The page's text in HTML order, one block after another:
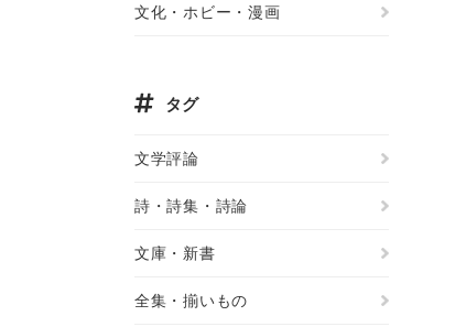
文化・ホビー・漫画
タグ
文学評論
詩・詩集・詩論
文庫・新書
全集・揃いもの